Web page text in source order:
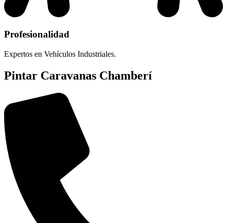
Profesionalidad
Expertos en Vehículos Industriales.
Pintar Caravanas Chamberí